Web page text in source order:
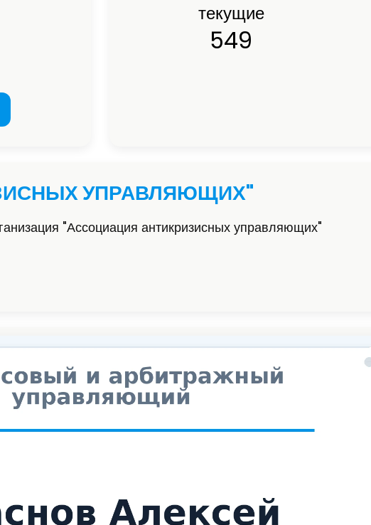
текущие
549
УПРАВЛЯЮЩИХ"
"Ассоциация антикризисных управляющих"